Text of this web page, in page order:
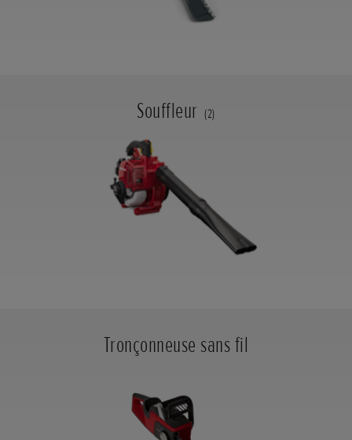
Souffleur (2)
Tronçonneuse sans fil